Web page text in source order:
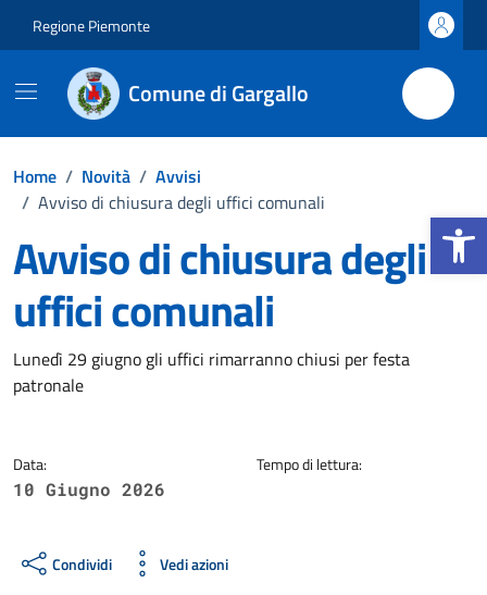
Apri la
Regione Piemonte
Comune di Gargallo
Home / Novità / Avvisi
/ Avviso di chiusura degli uffici comunali
Avviso di chiusura degli
uffici comunali
Dettagli della notizia
Lunedì 29 giugno gli uffici rimarranno chiusi per festa
patronale
Data:
10 Giugno 2026
Tempo di lettura:
Condividi Vedi azioni